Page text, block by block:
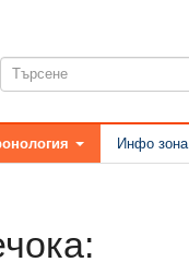
Инфо зона